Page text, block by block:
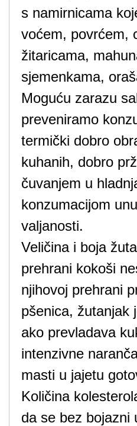
s namirnicama
voćem, povrćem,
žitaricama,
sjemenkama,
Moguću zarazu
preveniramo
termički dobro
kuhanih, dobro
čuvanjem u
konzumacijom
valjanosti.
Veličina i boja
prehrani kokoši
njihovoj prehrani
pšenica, žutanjak
ako prevladava
intenzivne
masti u jajetu
Količina
da se bez bojazni